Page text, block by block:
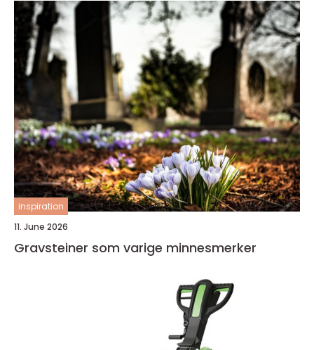
inspiration
11. June 2026
Gravsteiner som varige minnesmerker